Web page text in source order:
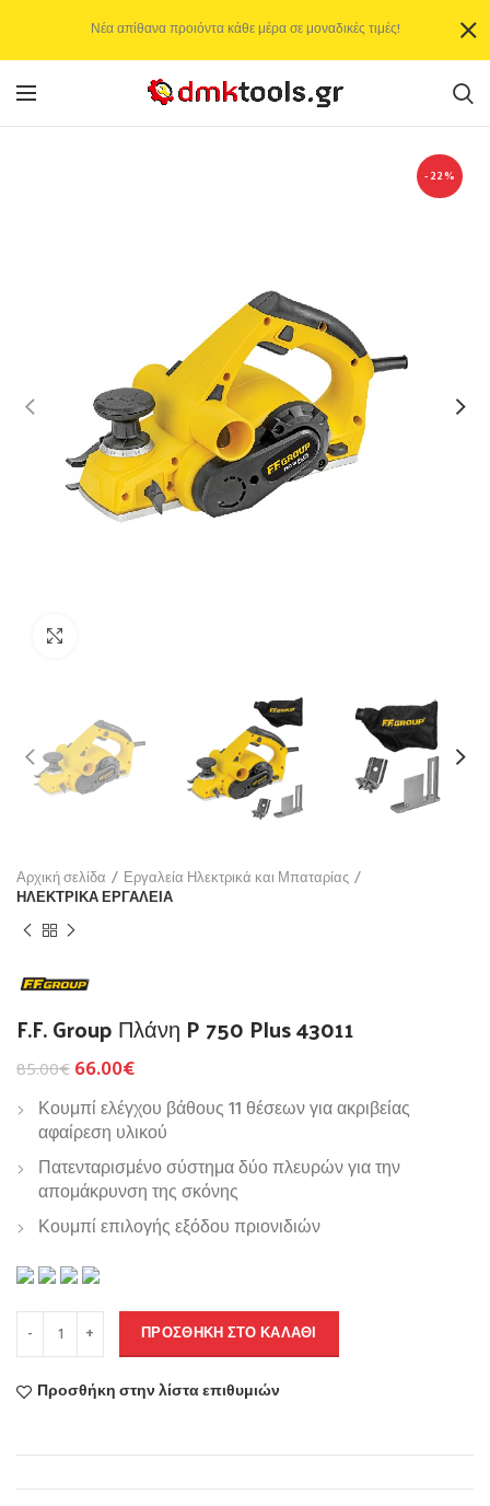
-22%
Αρχική σελίδα
Εργαλεία Ηλεκτρικά και Μπαταρίας
ΗΛΕΚΤΡΙΚΑ ΕΡΓΑΛΕΙΑ
F.F. Group Πλάνη P 750 Plus 43011
85.00€66.00€
Κουμπί ελέγχου βάθους 11 θέσεων για ακριβείας
αφαίρεση υλικού
Πατενταρισμένο σύστημα δύο πλευρών για την
απομάκρυνση της σκόνης
Κουμπί επιλογής εξόδου πριονιδιών
ΠΡΟΣΘΉΚΗ ΣΤΟ ΚΑΛΆΘΙ
Προσθήκη στην λίστα επιθυμιών
Νέα απίθανα προιόντα κάθε μέρα σε μοναδικές τιμές!